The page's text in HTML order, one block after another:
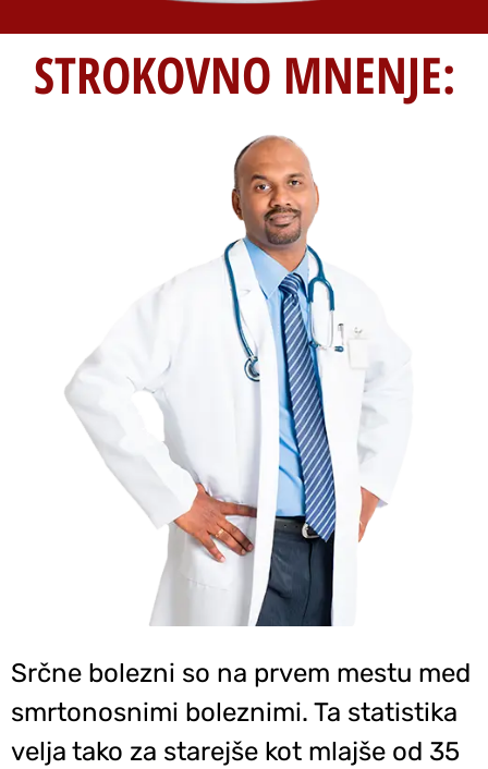
STROKOVNO MNENJE:
Srčne bolezni so na prvem mestu med
smrtonosnimi boleznimi. Ta statistika
velja tako za starejše kot mlajše od 35